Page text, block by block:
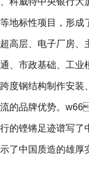
地标性项目，形成
高层、电子厂房、
、市政基础、工业
度钢结构制作安装
流的品牌优势。
的铿锵足迹谱写了
了中国质造的雄厚